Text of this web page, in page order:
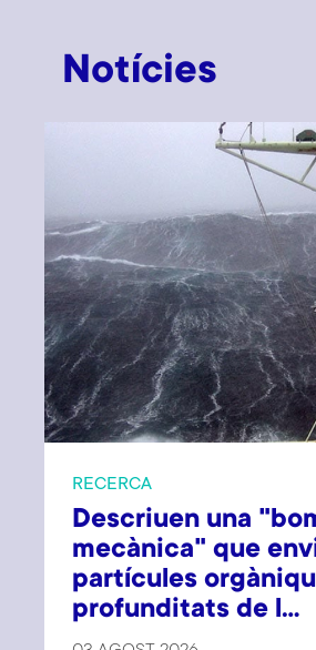
Notícies
RECERCA
Descriuen una
mecànica" que
partícules
profunditats de l...